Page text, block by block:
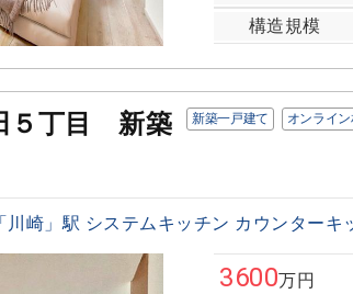
構造規模
５丁目 新築
新築一戸建て オンライン
川崎」駅 システムキッチン カウンター
3600万円